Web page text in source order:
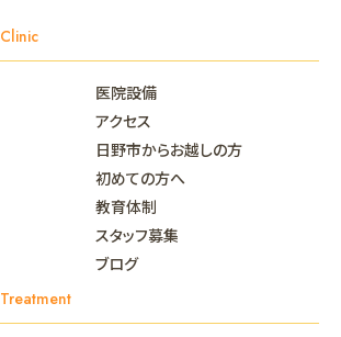
Clinic
医院設備
アクセス
日野市からお越しの方
初めての方へ
教育体制
スタッフ募集
ブログ
Treatment